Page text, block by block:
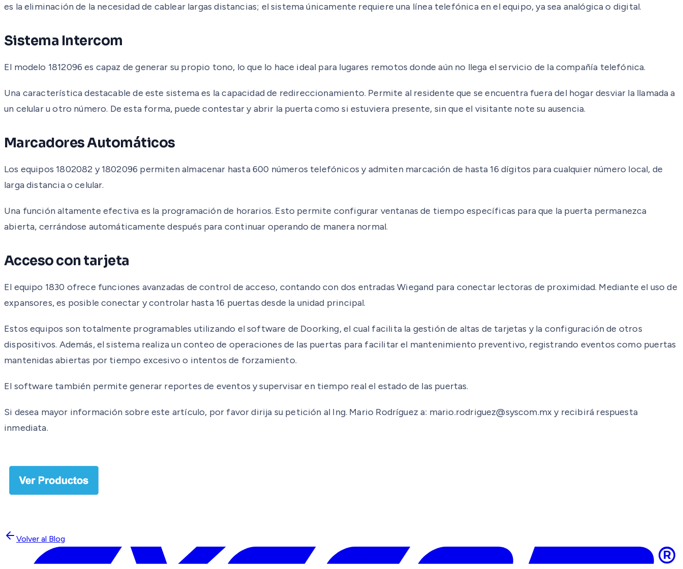
es la eliminación de la necesidad de cablear largas distancias; el sistema únicamente requiere una línea telefónica en el equipo, ya sea analógica o digital.
Sistema Intercom
El modelo 1812096 es capaz de generar su propio tono, lo que lo hace ideal para lugares remotos donde aún no llega el servicio de la compañía telefónica.
Una característica destacable de este sistema es la capacidad de redireccionamiento. Permite al residente que se encuentra fuera del hogar desviar la llamada a
un celular u otro número. De esta forma, puede contestar y abrir la puerta como si estuviera presente, sin que el visitante note su ausencia.
Marcadores Automáticos
Los equipos 1802082 y 1802096 permiten almacenar hasta 600 números telefónicos y admiten marcación de hasta 16 dígitos para cualquier número local, de
larga distancia o celular.
Una función altamente efectiva es la programación de horarios. Esto permite configurar ventanas de tiempo específicas para que la puerta permanezca
abierta, cerrándose automáticamente después para continuar operando de manera normal.
Acceso con tarjeta
El equipo 1830 ofrece funciones avanzadas de control de acceso, contando con dos entradas Wiegand para conectar lectoras de proximidad. Mediante el uso de
expansores, es posible conectar y controlar hasta 16 puertas desde la unidad principal.
Estos equipos son totalmente programables utilizando el software de Doorking, el cual facilita la gestión de altas de tarjetas y la configuración de otros
dispositivos. Además, el sistema realiza un conteo de operaciones de las puertas para facilitar el mantenimiento preventivo, registrando eventos como puertas
mantenidas abiertas por tiempo excesivo o intentos de forzamiento.
El software también permite generar reportes de eventos y supervisar en tiempo real el estado de las puertas.
Si desea mayor información sobre este artículo, por favor dirija su petición al Ing. Mario Rodríguez a: mario.rodriguez@syscom.mx y recibirá respuesta
inmediata.
Volver al Blog